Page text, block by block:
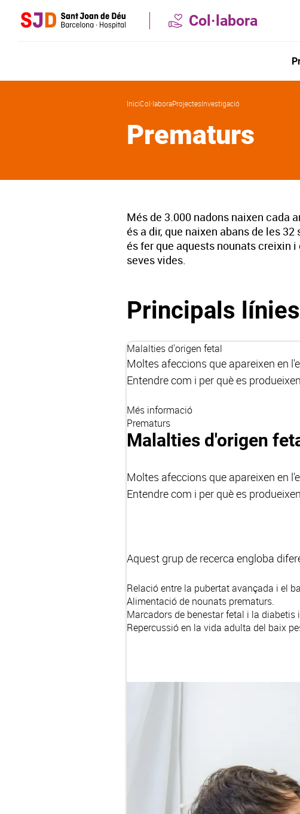
Col·labora
IniciCol·laboraProjectesInvestigació
Prematurs
Més de 3.000 nadons naixen cada
és a dir, que naixen abans de les
és fer que aquests nounats creixin
seves vides.
Principals
Malalties d'origen fetal
Moltes afeccions que apareixen en
Entendre com i per què es
Més informació
Prematurs
Malalties d'origen
Moltes afeccions que apareixen en
Entendre com i per què es
Aquest grup de recerca engloba
Relació entre la pubertat avançada i el
Alimentació de nounats prematurs.
Marcadors de benestar fetal i la diabetis
Repercussió en la vida adulta del baix